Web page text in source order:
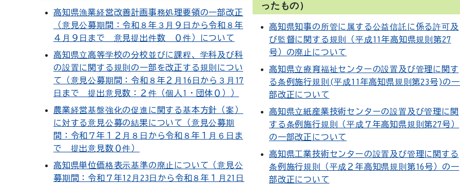
高知県漁業経営改善計画事務処理要領の一部改正
（意見公募期間：令和８年３月９日から令和８年
４月９日まで 意見提出件数 ０件）について
高知県立高等学校の分校並びに課程、学科及び科
の設置に関する規則の一部を改正する規則につい
て（意見公募期間：令和８年２月16日から３月17
日まで 提出意見数：２件（個人1・団体０））
農業経営基盤強化の促進に関する基本方針（案）
に対する意見公募の結果について（意見公募期
間：令和７年１２月８日から令和８年１月６日ま
で 提出意見数０件）
高知県単位価格表示基準の廃止について（意見公
募期間：令和７年12月23日から令和８年１月21日
ったもの）
高知県知事の所管に属する公益信託に係る許可及
び監督に関する規則（平成11年高知県規則第27
号）の廃止について
高知県立療育福祉センターの設置及び管理に関す
る条例施行規則(平成11年高知県規則第23号)の一
部改正について
高知県立紙産業技術センターの設置及び管理に関
する条例施行規則（平成７年高知県規則第27号）
の一部改正について
高知県工業技術センターの設置及び管理に関する
条例施行規則（平成２年高知県規則第16号）の一
部改正について